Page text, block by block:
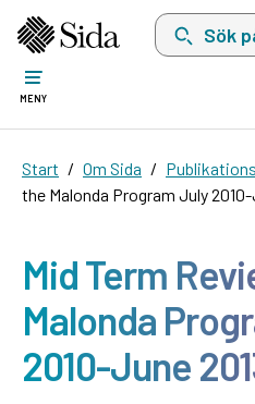
Sök på
MENY
Start Om Sida
the Malonda Program July 2010-
Mid Term
Malonda
2010-June